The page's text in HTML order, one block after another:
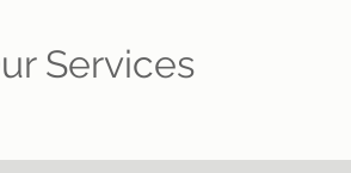
Services